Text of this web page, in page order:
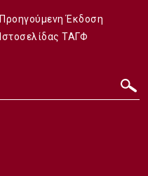
Προηγούμενη Έκδοση
Ιστοσελίδας ΤΑΓΦ